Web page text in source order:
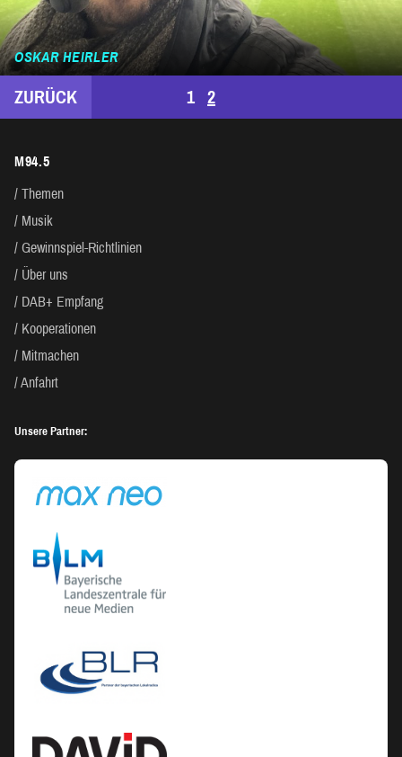
OSKAR HEIRLER
SEITENNUMMERIERUNG
BEITRÄGE
ZURÜCK 1 2
M94.5
Themen
Musik
Gewinnspiel-Richtlinien
Über uns
DAB+ Empfang
Kooperationen
Mitmachen
Anfahrt
Unsere Partner: